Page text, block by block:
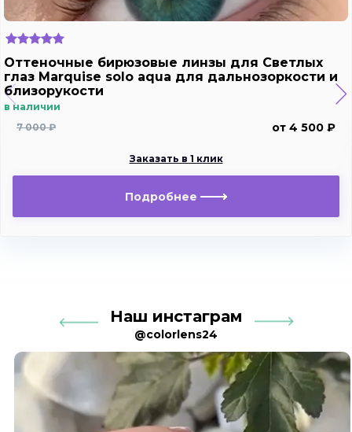
Оттеночные бирюзовые линзы для Светлых
глаз Marquise solo aqua для дальнозоркости и
близорукости
в наличии
7 000 ₽
от 4 500 ₽
Заказать в 1 клик
Подробнее
Наш инстаграм
@colorlens24